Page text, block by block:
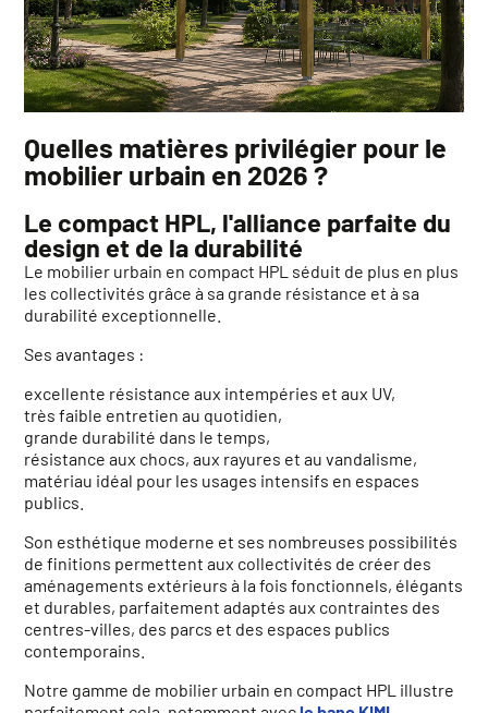
Quelles matières privilégier pour le
mobilier urbain en 2026 ?
Le compact HPL, l'alliance parfaite du
design et de la durabilité
Le mobilier urbain en compact HPL séduit de plus en plus
les collectivités grâce à sa grande résistance et à sa
durabilité exceptionnelle.
Ses avantages :
excellente résistance aux intempéries et aux UV,
très faible entretien au quotidien,
grande durabilité dans le temps,
résistance aux chocs, aux rayures et au vandalisme,
matériau idéal pour les usages intensifs en espaces
publics.
Son esthétique moderne et ses nombreuses possibilités
de finitions permettent aux collectivités de créer des
aménagements extérieurs à la fois fonctionnels, élégants
et durables, parfaitement adaptés aux contraintes des
centres-villes, des parcs et des espaces publics
contemporains.
Notre gamme de mobilier urbain en compact HPL illustre